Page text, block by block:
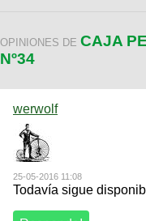
OPINIONES DE CAJA
Nº34
werwolf
25-05-2016 11:08
Todavía sigue